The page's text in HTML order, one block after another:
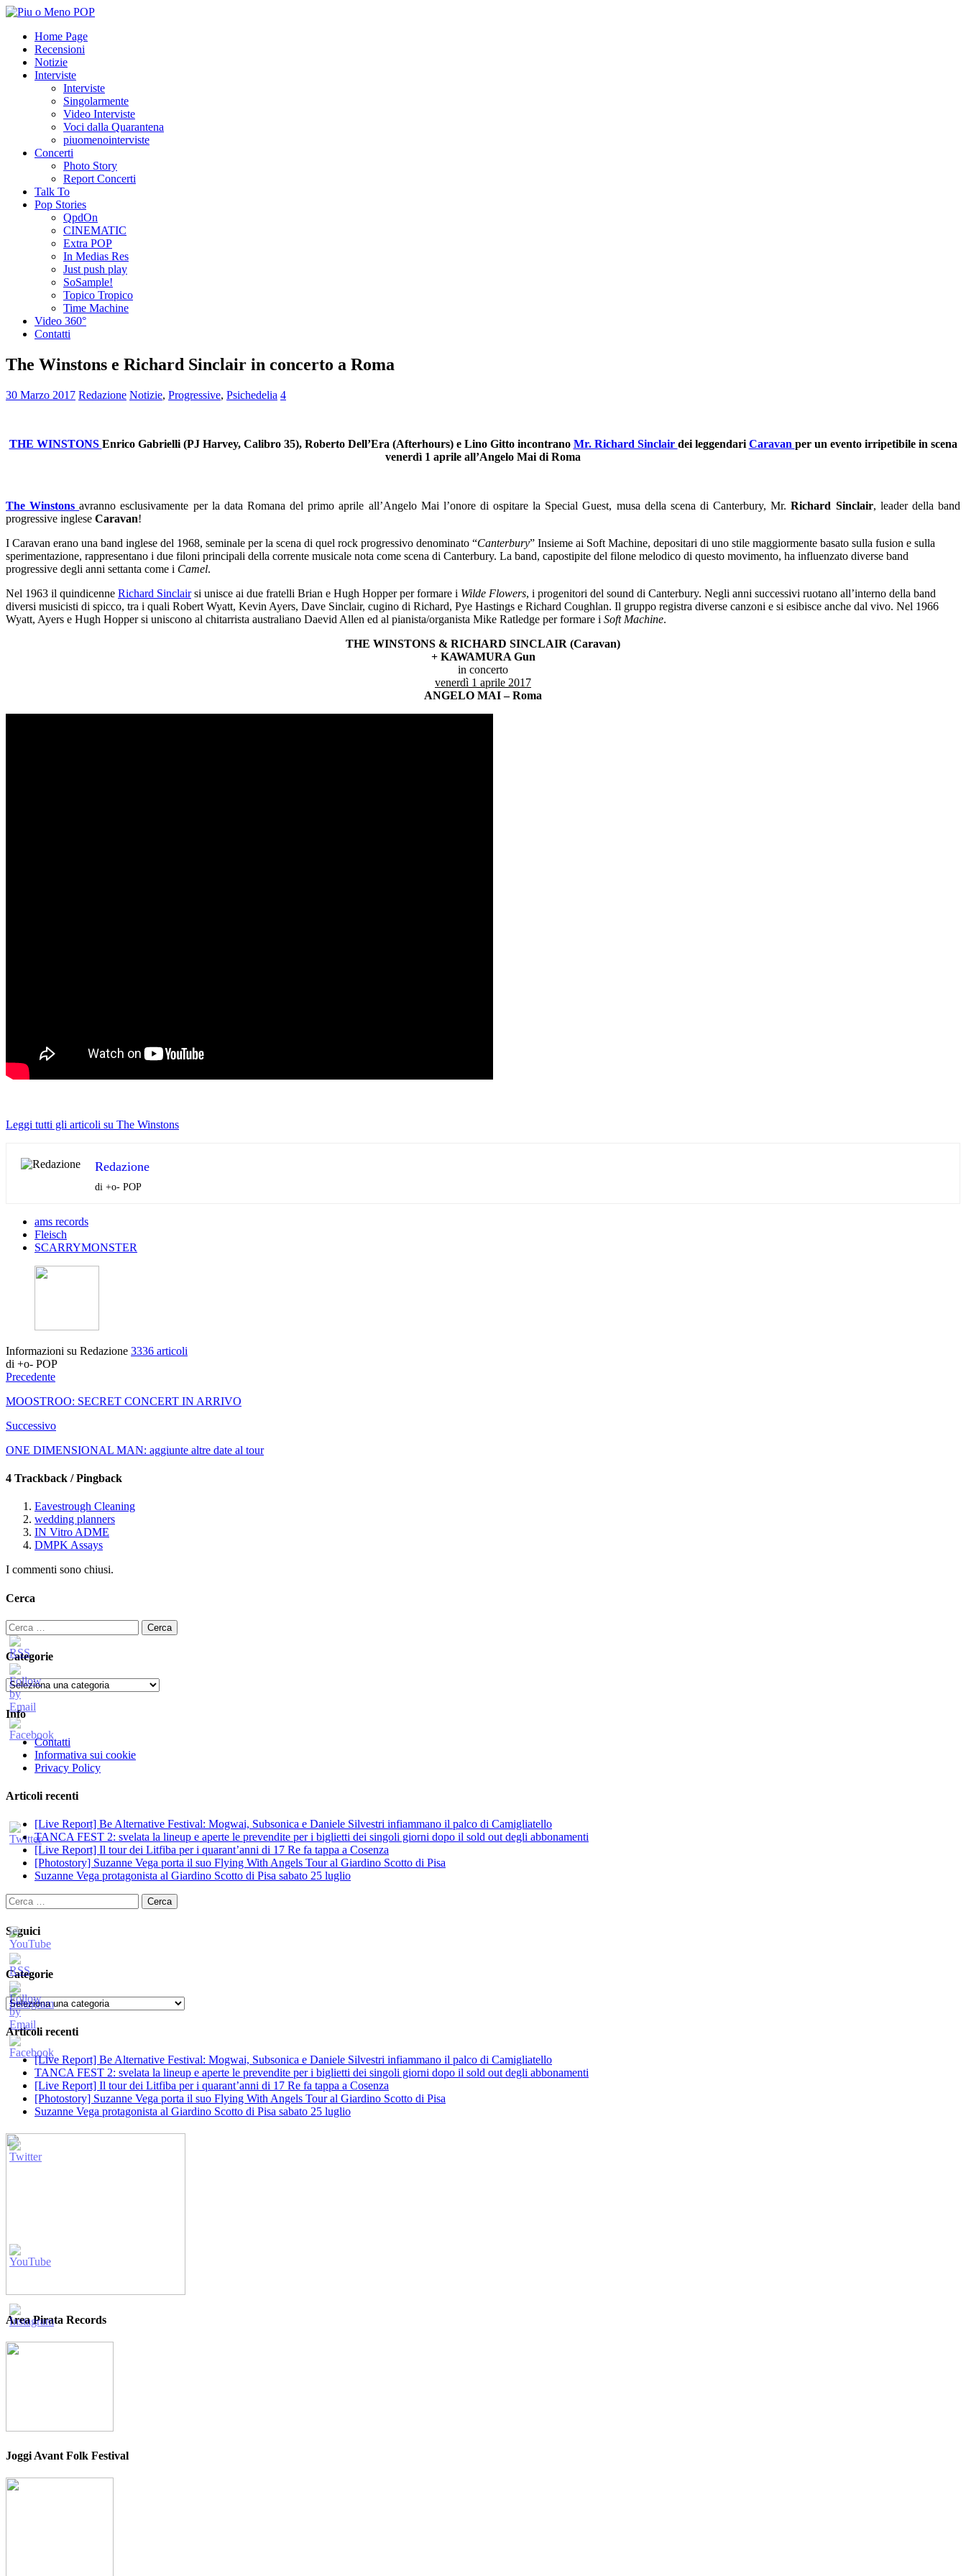
Home Page
Recensioni
Notizie
Interviste
Interviste
Singolarmente
Video Interviste
Voci dalla Quarantena
piuomenointerviste
Concerti
Photo Story
Report Concerti
Talk To
Pop Stories
QpdOn
CINEMATIC
Extra POP
In Medias Res
Just push play
SoSample!
Topico Tropico
Time Machine
Video 360°
Contatti
The Winstons e Richard Sinclair in concerto a Roma
30 Marzo 2017 Redazione Notizie, Progressive, Psichedelia 4
THE WINSTONS Enrico Gabrielli (PJ Harvey, Calibro 35), Roberto Dell’Era (Afterhours) e Lino Gitto incontrano Mr. Richard Sinclair dei leggendari Caravan per un evento irripetibile in scena
venerdì 1 aprile all’Angelo Mai di Roma
The Winstons avranno esclusivamente per la data Romana del primo aprile all’Angelo Mai l’onore di ospitare la Special Guest, musa della scena di Canterbury, Mr.Richard Sinclair, leader della band
progressive inglese Caravan!
I Caravan erano una band inglese del 1968, seminale per la scena di quel rock progressivo denominato “Canterbury” Insieme ai Soft Machine, depositari di uno stile maggiormente basato sulla fusion e sulla
sperimentazione, rappresentano i due filoni principali della corrente musicale nota come scena di Canterbury. La band, capostipite del filone melodico di questo movimento, ha influenzato diverse band
progressive degli anni settanta come i Camel.
Nel 1963 il quindicenne Richard Sinclairsi unisce ai due fratelli Brian e Hugh Hopper per formare i Wilde Flowers, i progenitori del sound di Canterbury. Negli anni successivi ruotano all’interno della band
diversi musicisti di spicco, tra i quali Robert Wyatt, Kevin Ayers, Dave Sinclair, cugino di Richard, Pye Hastings e Richard Coughlan. Il gruppo registra diverse canzoni e si esibisce anche dal vivo. Nel 1966
Wyatt, Ayers e Hugh Hopper si uniscono al chitarrista australiano Daevid Allen ed al pianista/organista Mike Ratledge per formare i Soft Machine.
THE WINSTONS & RICHARD SINCLAIR (Caravan)
+ KAWAMURA Gun
in concerto
venerdì 1 aprile 2017
ANGELO MAI – Roma
Leggi tutti gli articoli su The Winstons
Redazione
di +o- POP
ams records
Fleisch
SCARRYMONSTER
Informazioni su Redazione 3336 articoli
di +o- POP
Precedente
MOOSTROO: SECRET CONCERT IN ARRIVO
Successivo
ONE DIMENSIONAL MAN: aggiunte altre date al tour
4 Trackback / Pingback
Eavestrough Cleaning
wedding planners
IN Vitro ADME
DMPK Assays
I commenti sono chiusi.
Cerca
Ricerca
per:
Categorie
Categorie
Info
Contatti
Informativa sui cookie
Privacy Policy
Articoli recenti
[Live Report] Be Alternative Festival: Mogwai, Subsonica e Daniele Silvestri infiammano il palco di Camigliatello
TANCA FEST 2: svelata la lineup e aperte le prevendite per i biglietti dei singoli giorni dopo il sold out degli abbonamenti
[Live Report] Il tour dei Litfiba per i quarant’anni di 17 Re fa tappa a Cosenza
[Photostory] Suzanne Vega porta il suo Flying With Angels Tour al Giardino Scotto di Pisa
Suzanne Vega protagonista al Giardino Scotto di Pisa sabato 25 luglio
Ricerca
per:
Seguici
Categorie
Categorie
Articoli recenti
[Live Report] Be Alternative Festival: Mogwai, Subsonica e Daniele Silvestri infiammano il palco di Camigliatello
TANCA FEST 2: svelata la lineup e aperte le prevendite per i biglietti dei singoli giorni dopo il sold out degli abbonamenti
[Live Report] Il tour dei Litfiba per i quarant’anni di 17 Re fa tappa a Cosenza
[Photostory] Suzanne Vega porta il suo Flying With Angels Tour al Giardino Scotto di Pisa
Suzanne Vega protagonista al Giardino Scotto di Pisa sabato 25 luglio
Area Pirata Records
Joggi Avant Folk Festival